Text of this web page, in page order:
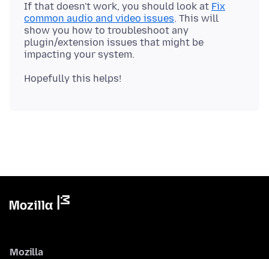
If that doesn't work, you should look at Fix
common audio and video issues. This will
show you how to troubleshoot any
plugin/extension issues that might be
Mozilla